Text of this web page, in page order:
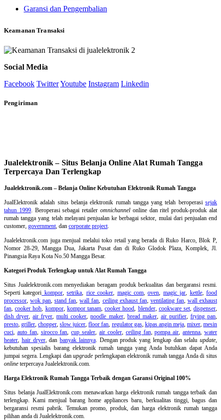
Garansi dan Pengembalian
Keamanan Transaksi
Social Media
Facebook TwitterYoutube Instagram Linkedin
Pengiriman
Jualelektronik – Situs Belanja Online Alat Rumah Tangga
Terpercaya Dan Terlengkap
Jualelektronik.com – Belanja Online Kebutuhan Elektronik Rumah Tangga
JualElektronik adalah situs belanja elektronik rumah tanggayang telah beroperasisejak
tahun 1999. Beroperasi sebagai retaileromnichannel online dan ritel produk-produk alat
rumah tangga yang telah melayani penjualan ke berbagai sektor, mulai dari penjualan end
customer, government, dan corporate project.
Jualelektronik.com juga menjual melalui toko retail yang berada di Ruko Harco, Blok P,
Nomor 28-29, Mangga Dua, Jakarta Pusat dan di Ruko Glodok Plaza, Komplek, Jl.
Pinangsia Raya Kota No.50 Mangga Besar.
Kategori Produk Terlengkap untuk Alat Rumah Tangga
Situs Jualelektronik.com menyediakan beragam produk berkualitas dan bergaransi resmi.
Seperti kategori kompor,setrika, rice cooker, magic com,oven, magic jar, kettle,food
processor,wok pan,stand fan,wall fan, ceiling exhaust fan, ventilating fan, wall exhaust
fan,cooker hob, kompor, kompor tanam,cooker hood, blender, cookware set,dispenser,
dish dryer,air fryer,multi cooker,noodle maker, bread maker, air purifier, frying pan,
presto,griller,chopper,slow juicer,floor fan, regulator gas, kipas angin meja, mixer,mesin
cuci, auto fan, sirocco fan,cup sealer,air cooler, ceiling fan,pompa air,antenna,water
heater, hair dryer, dan banyak lainnya. Dengan produk yang lengkap dan selalu update,
kebutuhan spesialis barang elektronik rumah tangga yang Anda butuhkan dapat Anda
jumpai segera. Lengkapi danupgrade perlengkapan elektronik rumah tangga Anda di situs
online terpercaya Jualelektronik.com.
Harga Elektronik Rumah Tangga Terbaik dengan Garansi Original 100%
Situs belanjaJualElektronik.com menawarkan harga elektronik rumah tangga terbaik dan
terlengkap. Kami menjual barang home appliances baru, berkualitas tinggi, bagus dan
bergaransi resmi pabrik. Temukan promo, produk, dan harga elektronik rumah tangga
pilihan anda di Jualelektronik.com.